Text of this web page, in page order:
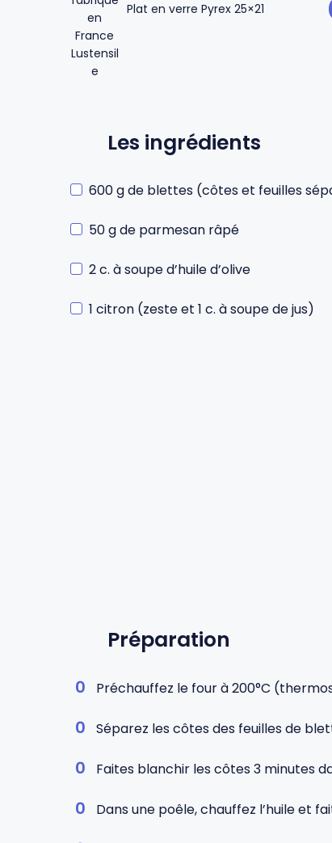
Couteaux tartineurs
Planches à découper
Plat en verre Pyrex 25×21
Les ingrédients
600 g de blettes (côtes et feuilles
50 g de parmesan râpé
2 c. à soupe d’huile d’olive
1 citron (zeste et 1 c. à soupe de jus)
Préparation
Préchauffez le four à 200°C
Séparez les côtes des feuilles de
Faites blanchir les côtes 3 minutes
Dans une poêle, chauffez l’huile et